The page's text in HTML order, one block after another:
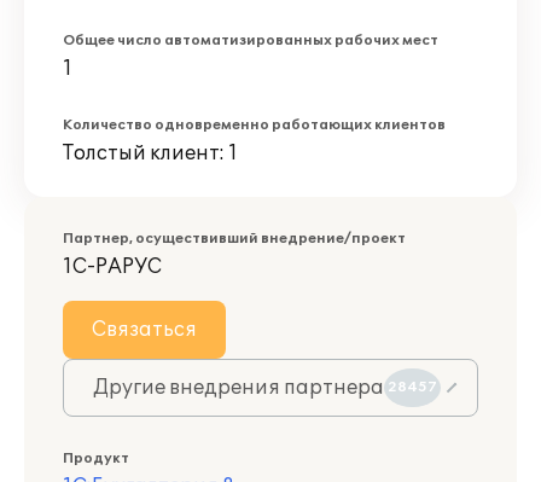
Общее число автоматизированных рабочих мест
1
Количество одновременно работающих клиентов
Толстый клиент: 1
Партнер, осуществивший внедрение/проект
1С-РАРУС
Связаться
Другие внедрения партнера 28457
Продукт